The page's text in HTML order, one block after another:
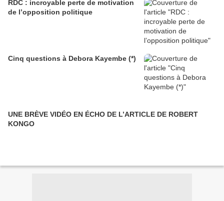
RDC : incroyable perte de motivation
de l’opposition politique
Cinq questions à Debora Kayembe (*)
UNE BRÈVE VIDÉO EN ÉCHO DE L’ARTICLE DE ROBERT
KONGO